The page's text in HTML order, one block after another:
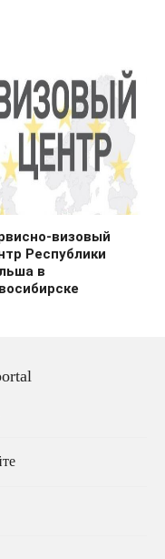
визовый
Республики
в